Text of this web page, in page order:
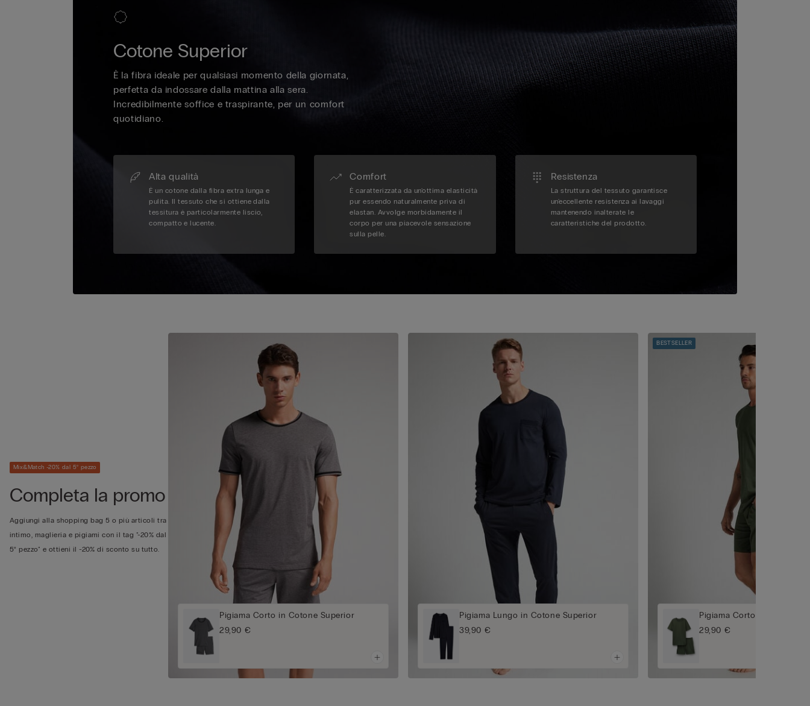
Cotone Superior
È la fibra ideale per qualsiasi momento della giornata,
perfetta da indossare dalla mattina alla sera.
Incredibilmente soffice e traspirante, per un comfort
quotidiano.
Alta qualità
È un cotone dalla fibra extra lunga e
pulita. Il tessuto che si ottiene dalla
tessitura è particolarmente liscio,
compatto e lucente.
Comfort
È caratterizzata da un'ottima elasticità
pur essendo naturalmente priva di
elastan. Avvolge morbidamente il
corpo per una piacevole sensazione
sulla pelle.
Resistenza
La struttura del tessuto garantisce
un'eccellente resistenza ai lavaggi
mantenendo inalterate le
caratteristiche del prodotto.
Mix&Match -20% dal 5° pezzo
Completa la promo
Aggiungi alla shopping bag 5 o più articoli tra
intimo, maglieria e pigiami con il tag "-20% dal
5° pezzo" e ottieni il -20% di sconto su tutto.
Pigiama Corto in Cotone Superior
29,90 €
Pigiama Lungo in Cotone Superior
39,90 €
BESTSELLER
Pigiama Corto in Cotone
29,90 €